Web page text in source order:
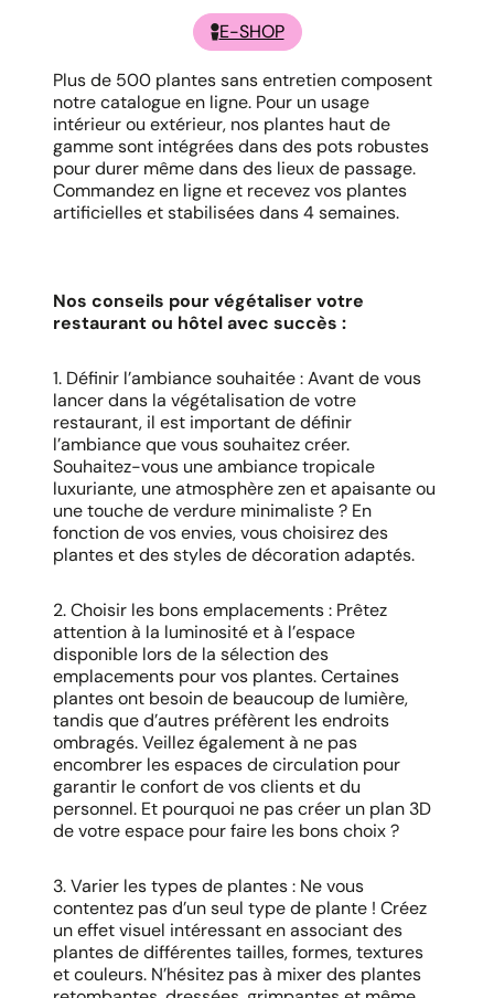
E-SHOP
Plus de 500 plantes sans entretien composent
notre catalogue en ligne. Pour un usage
intérieur ou extérieur, nos plantes haut de
gamme sont intégrées dans des pots robustes
pour durer même dans des lieux de passage.
Commandez en ligne et recevez vos plantes
artificielles et stabilisées dans 4 semaines.
Nos conseils pour végétaliser votre
restaurant ou hôtel avec succès :
1. Définir l’ambiance souhaitée : Avant de vous
lancer dans la végétalisation de votre
restaurant, il est important de définir
l’ambiance que vous souhaitez créer.
Souhaitez-vous une ambiance tropicale
luxuriante, une atmosphère zen et apaisante ou
une touche de verdure minimaliste ? En
fonction de vos envies, vous choisirez des
plantes et des styles de décoration adaptés.
2. Choisir les bons emplacements : Prêtez
attention à la luminosité et à l’espace
disponible lors de la sélection des
emplacements pour vos plantes. Certaines
plantes ont besoin de beaucoup de lumière,
tandis que d’autres préfèrent les endroits
ombragés. Veillez également à ne pas
encombrer les espaces de circulation pour
garantir le confort de vos clients et du
personnel. Et pourquoi ne pas créer un plan 3D
de votre espace pour faire les bons choix ?
3. Varier les types de plantes : Ne vous
contentez pas d’un seul type de plante ! Créez
un effet visuel intéressant en associant des
plantes de différentes tailles, formes, textures
et couleurs. N’hésitez pas à mixer des plantes